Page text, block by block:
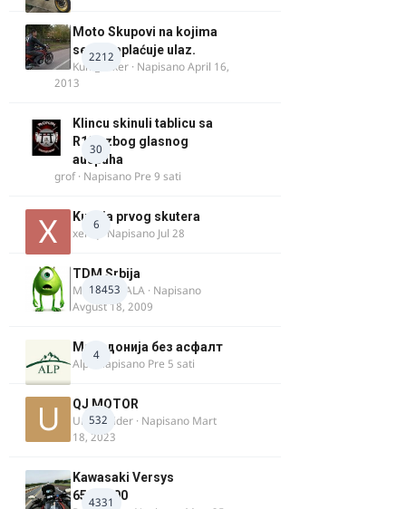
2212
Moto Skupovi na kojima
se ne naplaćuje ulaz.
Kum_Mixer · NapisanoApril 16,
2013
30
Klincu skinuli tablicu sa
R125 zbog glasnog
auspuha
grof· Napisano Pre 9 sati
6
Kupnja prvog skutera
xertq · Napisano Jul 28
18453
TDM Srbija
MURICAMALA · Napisano
Avgust 18, 2009
4
Македонија без асфалт
Alp · Napisano Pre 5 sati
532
QJ MOTOR
Urban Rider · Napisano Mart
18, 2023
4331
Kawasaki Versys
650/1000